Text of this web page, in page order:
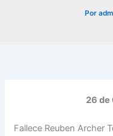
Por
26 de
Fallece Reuben Archer